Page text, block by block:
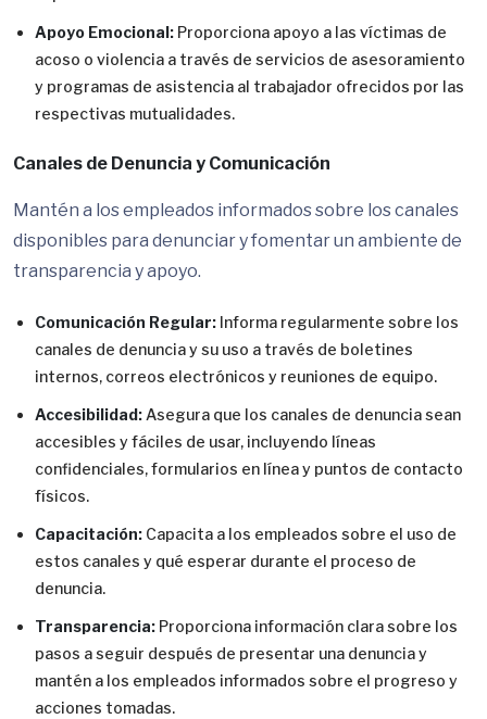
Apoyo Emocional: Proporciona apoyo a las víctimas de
acoso o violencia a través de servicios de asesoramiento
y programas de asistencia al trabajador ofrecidos por las
respectivas mutualidades.
Canales de Denuncia y Comunicación
Mantén a los empleados informados sobre los canales
disponibles para denunciar y fomentar un ambiente de
transparencia y apoyo.
Comunicación Regular: Informa regularmente sobre los
canales de denuncia y su uso a través de boletines
internos, correos electrónicos y reuniones de equipo.
Accesibilidad: Asegura que los canales de denuncia sean
accesibles y fáciles de usar, incluyendo líneas
confidenciales, formularios en línea y puntos de contacto
físicos.
Capacitación: Capacita a los empleados sobre el uso de
estos canales y qué esperar durante el proceso de
denuncia.
Transparencia: Proporciona información clara sobre los
pasos a seguir después de presentar una denuncia y
mantén a los empleados informados sobre el progreso y
acciones tomadas.